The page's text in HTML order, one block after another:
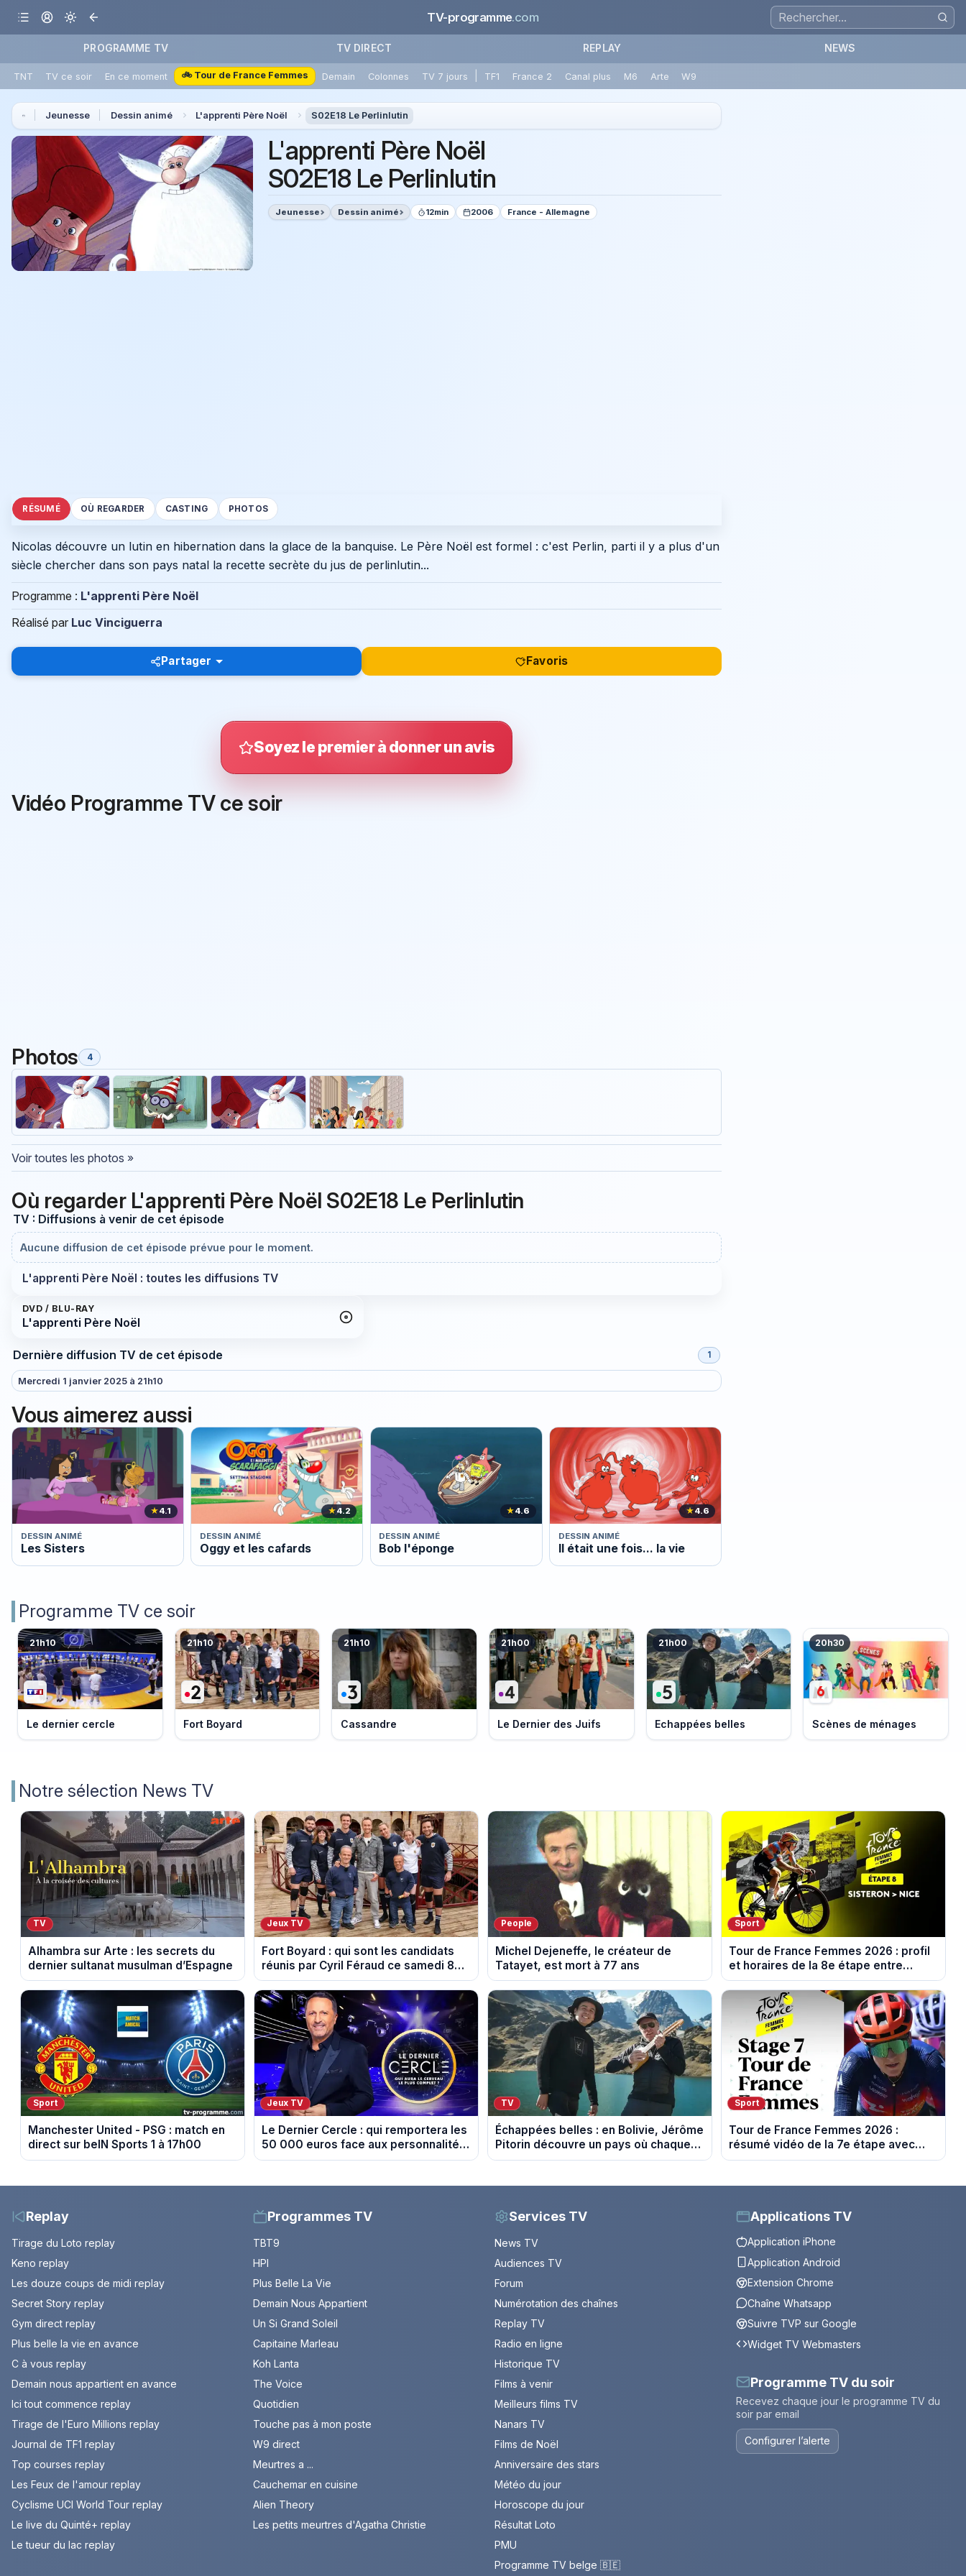
TV-programme.com
PROGRAMME TV TV DIRECT REPLAY NEWS
TNT TV ce soir En ce moment 🚲 Tour de France Femmes Demain Colonnes TV 7 jours TF1 France 2 Canal plus M6 Arte W9
Jeunesse Dessin animé L'apprenti Père Noël S02E18 Le Perlinlutin
L'apprenti Père Noël
S02E18 Le Perlinlutin
Jeunesse Dessin animé 12min 2006 France - Allemagne
RÉSUMÉ OÙ REGARDER CASTING PHOTOS
Nicolas découvre un lutin en hibernation dans la glace de la banquise. Le Père Noël est formel : c'est Perlin, parti il y a plus d'un
siècle chercher dans son pays natal la recette secrète du jus de perlinlutin...
Programme : L'apprenti Père Noël
Réalisé par Luc Vinciguerra
Partager Favoris
Soyez le premier à donner un avis
Vidéo Programme TV ce soir
Photos 4
Voir toutes les photos »
Où regarder L'apprenti Père Noël S02E18 Le Perlinlutin
TV : Diffusions à venir de cet épisode
Aucune diffusion de cet épisode prévue pour le moment.
L'apprenti Père Noël : toutes les diffusions TV
DVD / BLU-RAY
L'apprenti Père Noël
Dernière diffusion TV de cet épisode 1
Mercredi 1 janvier 2025 à 21h10
Vous aimerez aussi
★4.1
DESSIN ANIMÉ
Les Sisters
★4.2
DESSIN ANIMÉ
Oggy et les cafards
★4.6
DESSIN ANIMÉ
Bob l'éponge
★4.6
DESSIN ANIMÉ
Il était une fois... la vie
Programme TV ce soir
21h10
Le dernier cercle
21h10
Fort Boyard
21h10
Cassandre
21h00
Le Dernier des Juifs
21h00
Echappées belles
20h30
Scènes de ménages
Notre sélection News TV
TV
Alhambra sur Arte : les secrets du
dernier sultanat musulman d’Espagne
Jeux TV
Fort Boyard : qui sont les candidats
réunis par Cyril Féraud ce samedi 8
août 2026 ?
People
Michel Dejeneffe, le créateur de
Tatayet, est mort à 77 ans
Sport
Tour de France Femmes 2026 : profil
et horaires de la 8e étape entre
Sisteron et Nice
Sport
Manchester United - PSG : match en
direct sur beIN Sports 1 à 17h00
Jeux TV
Le Dernier Cercle : qui remportera les
50 000 euros face aux personnalités
?
TV
Échappées belles : en Bolivie, Jérôme
Pitorin découvre un pays où chaque
sommet se mérite
Sport
Tour de France Femmes 2026 :
résumé vidéo de la 7e étape avec
l'ascension du Mont Ventoux
Replay
Tirage du Loto replay
Keno replay
Les douze coups de midi replay
Secret Story replay
Gym direct replay
Plus belle la vie en avance
C à vous replay
Demain nous appartient en avance
Ici tout commence replay
Tirage de l'Euro Millions replay
Journal de TF1 replay
Top courses replay
Les Feux de l'amour replay
Cyclisme UCI World Tour replay
Le live du Quinté+ replay
Le tueur du lac replay
Programmes TV
TBT9
HPI
Plus Belle La Vie
Demain Nous Appartient
Un Si Grand Soleil
Capitaine Marleau
Koh Lanta
The Voice
Quotidien
Touche pas à mon poste
W9 direct
Meurtres a ...
Cauchemar en cuisine
Alien Theory
Les petits meurtres d'Agatha Christie
Services TV
News TV
Audiences TV
Forum
Numérotation des chaînes
Replay TV
Radio en ligne
Historique TV
Films à venir
Meilleurs films TV
Nanars TV
Films de Noël
Anniversaire des stars
Météo du jour
Horoscope du jour
Résultat Loto
PMU
Programme TV belge 🇧🇪
Applications TV
Application iPhone
Application Android
Extension Chrome
Chaîne Whatsapp
Suivre TVP sur Google
Widget TV Webmasters
Programme TV du soir
Recevez chaque jour le programme TV du
soir par email
Configurer l’alerte